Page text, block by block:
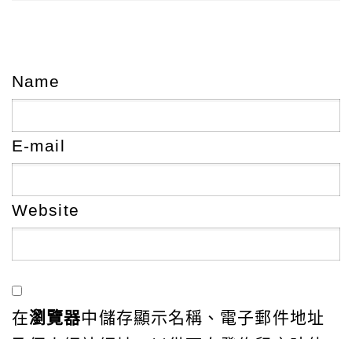
Name
E-mail
Website
在瀏覽器中儲存顯示名稱、電子郵件地址